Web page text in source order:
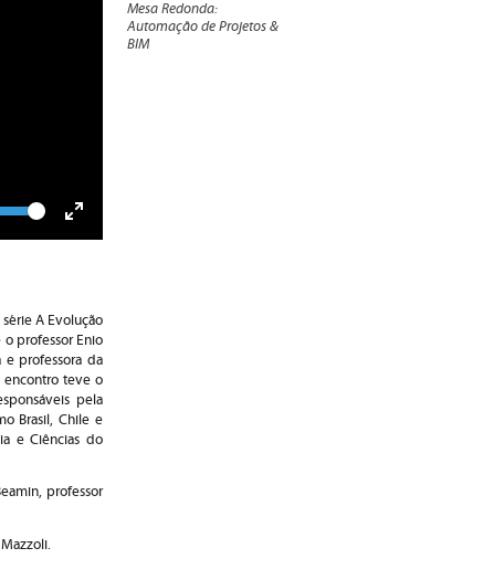
A Evolução
professor Enio
e professora da
encontro teve o
pela
Brasil, Chile e
e Ciências do
professor
Mesa Redonda:
Automação de Projetos &
BIM